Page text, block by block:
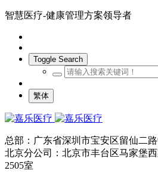
智慧医疗-健康管理方案领导者
Toggle Search
繁体
总部：广东省深圳市宝安区留仙二
北京分公司：北京市丰台区马家堡
2505室